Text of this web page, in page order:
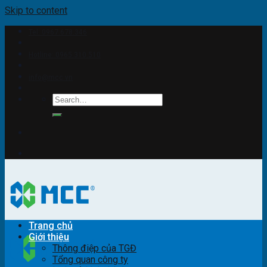
Skip to content
Trang chủ
Giới thiệu
Thông điệp của TGĐ
Tổng quan công ty